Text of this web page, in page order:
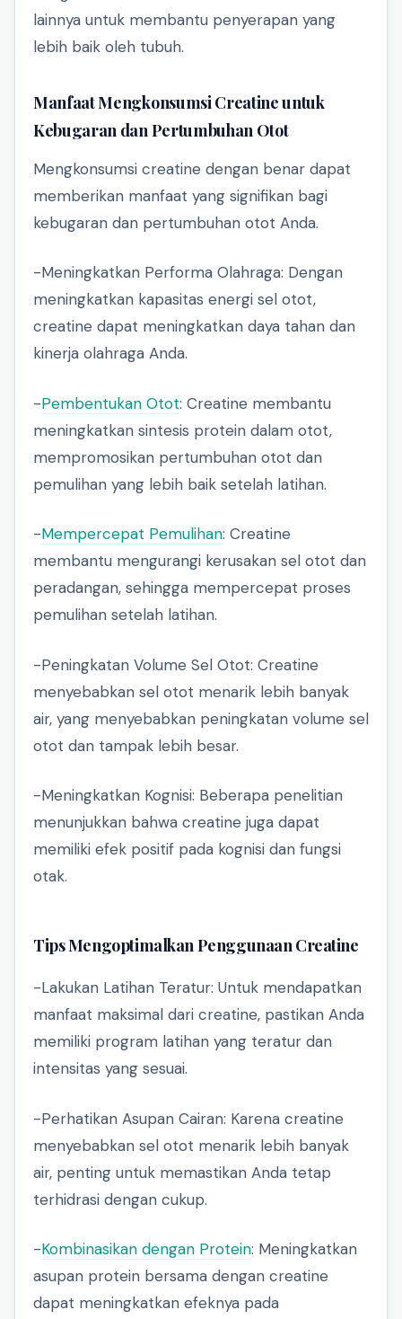
lainnya untuk membantu penyerapan yang
lebih baik oleh tubuh.
Manfaat Mengkonsumsi Creatine untuk
Kebugaran dan Pertumbuhan Otot
Mengkonsumsi creatine dengan benar dapat
memberikan manfaat yang signifikan bagi
kebugaran dan pertumbuhan otot Anda.
-Meningkatkan Performa Olahraga: Dengan
meningkatkan kapasitas energi sel otot,
creatine dapat meningkatkan daya tahan dan
kinerja olahraga Anda.
-Pembentukan Otot: Creatine membantu
meningkatkan sintesis protein dalam otot,
mempromosikan pertumbuhan otot dan
pemulihan yang lebih baik setelah latihan.
-Mempercepat Pemulihan: Creatine
membantu mengurangi kerusakan sel otot dan
peradangan, sehingga mempercepat proses
pemulihan setelah latihan.
-Peningkatan Volume Sel Otot: Creatine
menyebabkan sel otot menarik lebih banyak
air, yang menyebabkan peningkatan volume sel
otot dan tampak lebih besar.
-Meningkatkan Kognisi: Beberapa penelitian
menunjukkan bahwa creatine juga dapat
memiliki efek positif pada kognisi dan fungsi
otak.
Tips Mengoptimalkan Penggunaan Creatine
-Lakukan Latihan Teratur: Untuk mendapatkan
manfaat maksimal dari creatine, pastikan Anda
memiliki program latihan yang teratur dan
intensitas yang sesuai.
-Perhatikan Asupan Cairan: Karena creatine
menyebabkan sel otot menarik lebih banyak
air, penting untuk memastikan Anda tetap
terhidrasi dengan cukup.
-Kombinasikan dengan Protein: Meningkatkan
asupan protein bersama dengan creatine
dapat meningkatkan efeknya pada